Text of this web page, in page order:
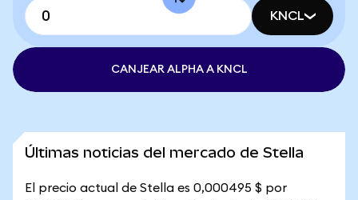
KNCL
CANJEAR ALPHA A KNCL
Últimas noticias del mercado de Stella
El precio actual de Stella es 0,000495 $ por